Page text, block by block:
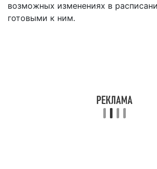
возможных изменениях в
готовыми к ним.